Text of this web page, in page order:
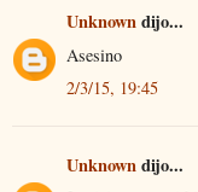
Unknowndijo...
Asesino
2/3/15, 19:45
Unknowndijo...